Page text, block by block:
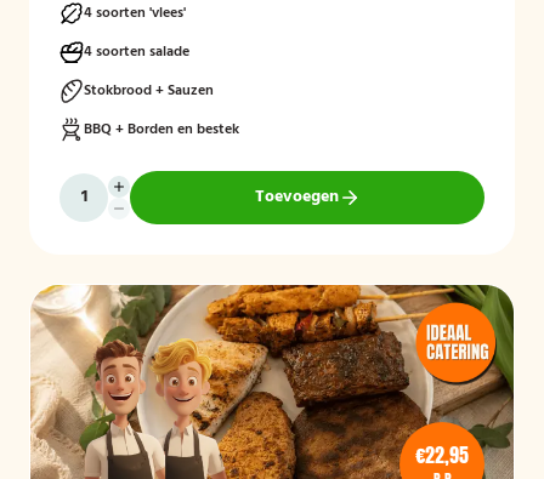
4 soorten 'vlees'
4 soorten salade
Stokbrood + Sauzen
BBQ + Borden en bestek
Toevoegen
€22,95